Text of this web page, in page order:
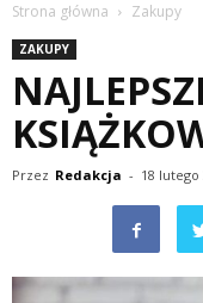
Strona główna Zakupy
ZAKUPY
Przez Redakcja - 18 lutego